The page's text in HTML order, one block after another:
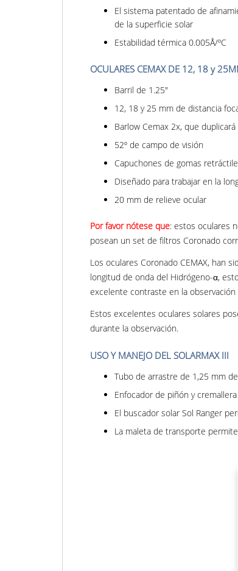
El sistema patentado de
de la superficie solar
Estabilidad térmica 0.005Å/ºC
OCULARES CEMAX DE 12, 18 y
Barril de 1.25"
12, 18 y 25 mm de distancia
Barlow Cemax 2x, que
52º de campo de visión
Capuchones de gomas
Diseñado para trabajar en la
20 mm de relieve ocular
Por favor nótese que: estos oculares
posean un set de filtros Coronado
Los oculares Coronado CEMAX, han
longitud de onda del Hidrógeno-α,
excelente contraste en la
Estos excelentes oculares solares
durante la observación.
USO Y MANEJO DEL SOLARMAX III
Tubo de arrastre de 1,25 mm
Enfocador de piñón y
El buscador solar Sol Ranger
La maleta de transporte